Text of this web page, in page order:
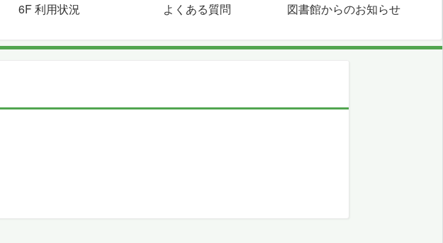
6F 利用状況 よくある質問 図書館からのお知らせ